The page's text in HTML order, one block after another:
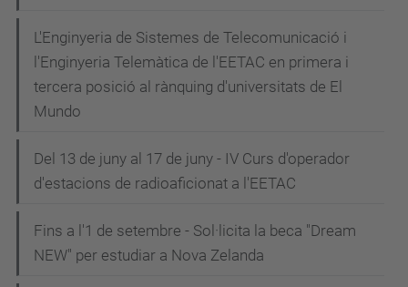
L'Enginyeria de Sistemes de Telecomunicació i
l'Enginyeria Telemàtica de l'EETAC en primera i
tercera posició al rànquing d'universitats de El
Mundo
Del 13 de juny al 17 de juny - IV Curs d'operador
d'estacions de radioaficionat a l'EETAC
Fins a l'1 de setembre - Sol·licita la beca "Dream
NEW" per estudiar a Nova Zelanda